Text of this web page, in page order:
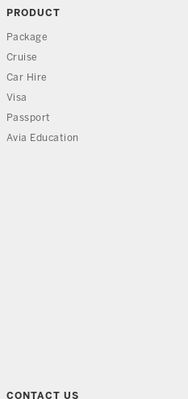
PRODUCT
Package
Cruise
Car Hire
Visa
Passport
Avia Education
CONTACT US